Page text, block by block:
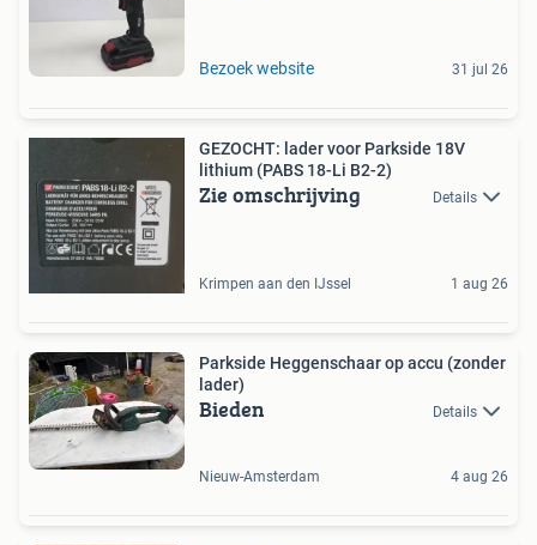
Bezoek website 31 jul 26
GEZOCHT: lader voor Parkside 18V
lithium (PABS 18-Li B2-2)
Zie omschrijving Details
Krimpen aan den IJssel 1 aug 26
Parkside Heggenschaar op accu (zonder
lader)
Bieden Details
Nieuw-Amsterdam 4 aug 26